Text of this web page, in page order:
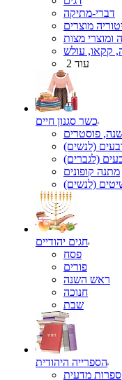
דברי-מתיקה
מוצרים
ומוצרי מצות
קקאו, עולש
עוד 2
כשר סגנון חיים
פוסטרים
(לנשים)
(לגברים)
מתנה קופונים
(לנשים)
חגים יהודיים
פסח
פורים
ראש השנה
חנוכה
שבת
הספרייה היהודית
ספרות מדעית